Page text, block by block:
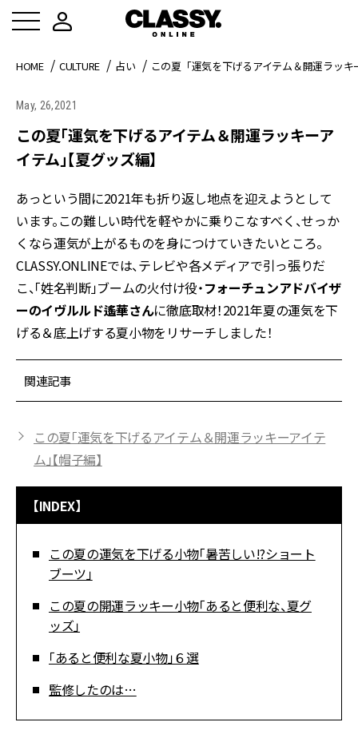
HOME CULTURE 占い この夏「運気を下げるアイテム＆開運ラッ
May, 26,2021
この夏「運気を下げるアイテム＆開運ラッキーア
イテム」【夏グッズ編】
あっという間に2021年も折り返し地点を迎えようとして
います。この難しい時代を軽やかに乗りこなすべく、せっか
くなら運気が上がるものを身につけていきたいところ。
CLASSY.ONLINEでは、テレビや各メディアで引っ張りだ
こ、「姓名判断」ブームの火付け役・フォーチュンアドバイザ
ーのイヴルルド遙華さんに徹底取材！2021年夏の運気を下
げる＆底上げする夏小物をリサーチしました！
関連記事
この夏「運気を下げるアイテム＆開運ラッキーアイテ
ム」【帽子編】
【INDEX】
この夏の運気を下げる小物「暑苦しい!?ショート
ブーツ」
この夏の開運ラッキー小物「あると便利な、夏グ
ッズ」
「あると便利な夏小物」６選
監修したのは…